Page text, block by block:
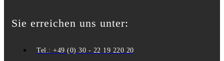
Sie erreichen uns unter:
Tel.: +49 (0) 30 - 22 19 220 20